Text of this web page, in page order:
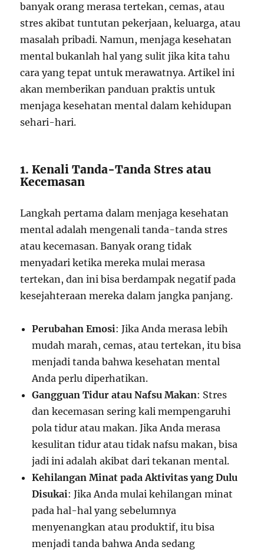
banyak orang merasa tertekan, cemas, atau
stres akibat tuntutan pekerjaan, keluarga, atau
masalah pribadi. Namun, menjaga kesehatan
mental bukanlah hal yang sulit jika kita tahu
cara yang tepat untuk merawatnya. Artikel ini
akan memberikan panduan praktis untuk
menjaga kesehatan mental dalam kehidupan
sehari-hari.
1. Kenali Tanda-Tanda Stres atau
Kecemasan
Langkah pertama dalam menjaga kesehatan
mental adalah mengenali tanda-tanda stres
atau kecemasan. Banyak orang tidak
menyadari ketika mereka mulai merasa
tertekan, dan ini bisa berdampak negatif pada
kesejahteraan mereka dalam jangka panjang.
Perubahan Emosi: Jika Anda merasa lebih
mudah marah, cemas, atau tertekan, itu bisa
menjadi tanda bahwa kesehatan mental
Anda perlu diperhatikan.
Gangguan Tidur atau Nafsu Makan: Stres
dan kecemasan sering kali mempengaruhi
pola tidur atau makan. Jika Anda merasa
kesulitan tidur atau tidak nafsu makan, bisa
jadi ini adalah akibat dari tekanan mental.
Kehilangan Minat pada Aktivitas yang Dulu
Disukai: Jika Anda mulai kehilangan minat
pada hal-hal yang sebelumnya
menyenangkan atau produktif, itu bisa
menjadi tanda bahwa Anda sedang